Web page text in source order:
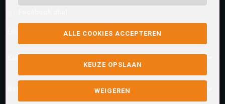
facebook.com/SchuurmanSchoenen
Klantenservice
ALLE COOKIES ACCEPTEREN
KEUZE OPSLAAN
WEIGEREN